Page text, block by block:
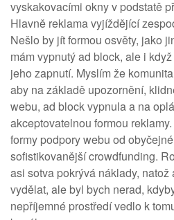
vyskakovacími okny v podstatě
Hlavně reklama vyjíždějící
Nešlo by jít formou osvěty, jako
mám vypnutý ad block, ale i
jeho zapnutí. Myslím že
aby na základě upozornění,
webu, ad block vypnula a na
akceptovatelnou formou
formy podpory webu od
sofistikovanější crowdfunding.
asi sotva pokrývá náklady,
vydělat, ale byl bych nerad,
nepříjemné prostředí vedlo k